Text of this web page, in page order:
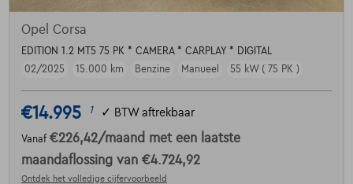
Opel Corsa
EDITION 1.2 MT5 75 PK * CAMERA * CARPLAY * DIGITAL
02/2025
15.000 km Benzine Manueel 55 kW ( 75 PK )
€14.995 1 ✓ BTW aftrekbaar
Vanaf €226,42/maand met een laatste
maandaflossing van €4.724,92
Ontdek het volledige cijfervoorbeeld